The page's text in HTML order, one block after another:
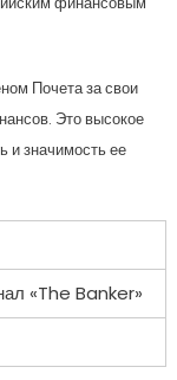
Почета за свои
Это высокое
и значимость ее
«The Banker»